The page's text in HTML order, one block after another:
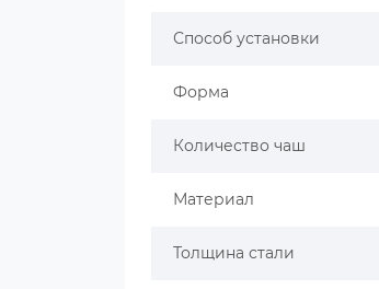
Способ установки
Форма
Количество чаш
Материал
Толщина стали